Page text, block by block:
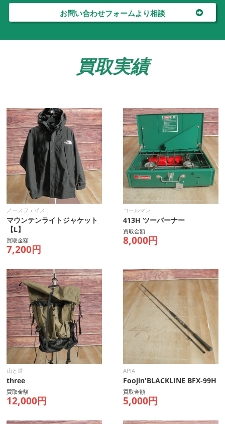
お問い合わせフォームより相談
買取実績
ノースフェイス
マウンテンライトジャケット
【L】
買取金額
7,200円
コールマン
413H ツーバーナー
買取金額
8,000円
山と道
three
買取金額
12,000円
APIA
Foojin'BLACKLINE BFX-99H
買取金額
5,000円